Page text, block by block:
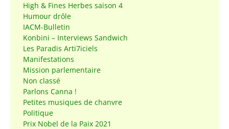
High & Fines Herbes saison 4
Humour drôle
IACM-Bulletin
Konbini – Interviews Sandwich
Les Paradis Arti7iciels
Manifestations
Mission parlementaire
Non classé
Parlons Canna !
Petites musiques de chanvre
Politique
Prix Nobel de la Paix 2021